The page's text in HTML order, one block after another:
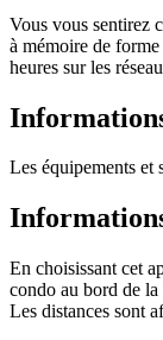
Vous vous sentirez
à mémoire de
heures sur les
Les équipements et
En choisissant cet
condo au bord de
Les distances sont